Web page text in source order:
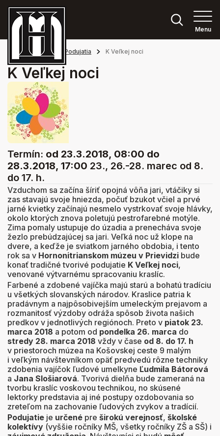
Menu
Hlavná stránka Podujatia K Veľkej noci
K Veľkej noci
Termín: od 23.3.2018, 08:00 do
28.3.2018, 17:00 23., 26.-28. marec od 8.
do 17. h.
Vzduchom sa začína šíriť opojná vôňa jari, vtáčiky si
zas stavajú svoje hniezda, počuť bzukot včiel a prvé
jarné kvietky začínajú nesmelo vystrkovať svoje hlávky,
okolo ktorých znova poletujú pestrofarebné motýle.
Zima pomaly ustupuje do úzadia a prenecháva svoje
žezlo prebúdzajúcej sa jari. Veľká noc už klope na
dvere, a keďže je sviatkom jarného obdobia, i tento
rok sa v Hornonitrianskom múzeu v Prievidzi bude
konať tradičné tvorivé podujatie K Veľkej noci,
venované výtvarnému spracovaniu kraslíc.
Farbené a zdobené vajíčka majú starú a bohatú tradíciu
u všetkých slovanských národov. Kraslice patria k
pradávnym a najpôsobivejším umeleckým prejavom a
rozmanitosť výzdoby odráža spôsob života našich
predkov v jednotlivých regiónoch. Preto v piatok 23.
marca 2018 a potom od pondelka 26. marca do
stredy 28. marca 2018 vždy v čase od 8. do 17. h
v priestoroch múzea na Košovskej ceste 9 malým
i veľkým návštevníkom opäť predvedú rôzne techniky
zdobenia vajíčok ľudové umelkyne Ľudmila Bátorová
a Jana Slošiarová. Tvorivá dielňa bude zameraná na
tvorbu kraslíc voskovou technikou, no skúsené
lektorky predstavia aj iné postupy ozdobovania so
zreteľom na zachovanie ľudových zvykov a tradícií.
Podujatie je určené pre širokú verejnosť, školské
kolektívy (vyššie ročníky MŠ, všetky ročníky ZŠ a SŠ) i